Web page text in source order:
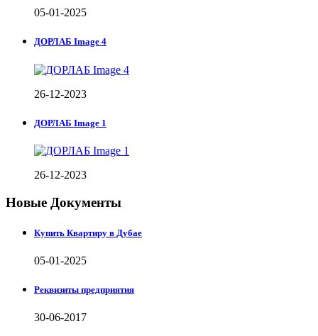
05-01-2025
ДОРЛАБ Image 4
26-12-2023
ДОРЛАБ Image 1
26-12-2023
Новые Документы
Купить Квартиру в Дубае
05-01-2025
Реквизиты предприятия
30-06-2017